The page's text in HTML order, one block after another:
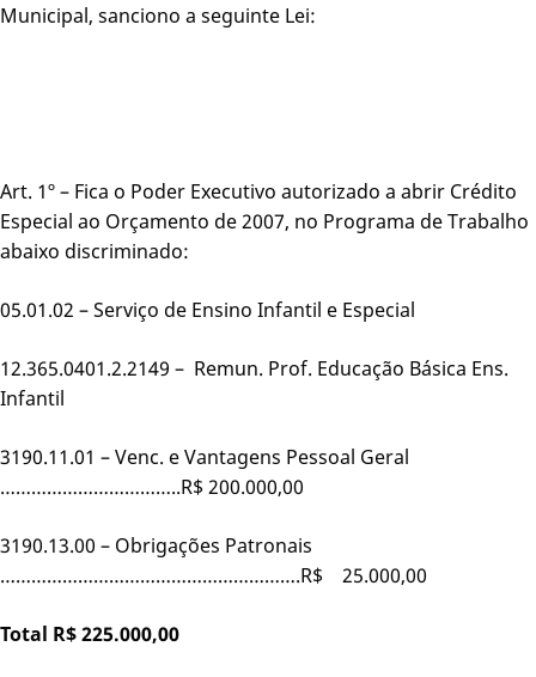
Municipal, sanciono a seguinte Lei:
Art. 1º – Fica o Poder Executivo autorizado a abrir Crédito
Especial ao Orçamento de 2007, no Programa de Trabalho
abaixo discriminado:
05.01.02 – Serviço de Ensino Infantil e Especial
12.365.0401.2.2149 – Remun. Prof. Educação Básica Ens.
Infantil
3190.11.01 – Venc. e Vantagens Pessoal Geral
……………………………..R$ 200.000,00
3190.13.00 – Obrigações Patronais
………………………………………………….R$ 25.000,00
Total R$ 225.000,00